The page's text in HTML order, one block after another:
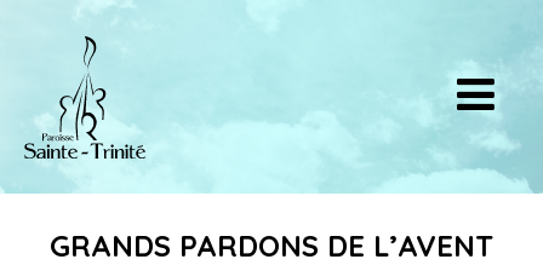
GRANDS PARDONS DE L’AVENT